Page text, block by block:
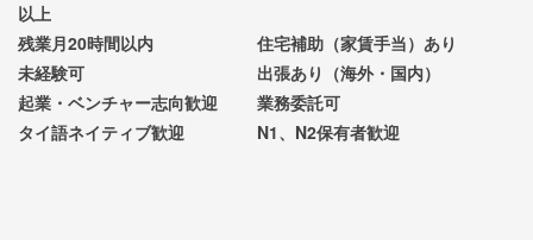
以上
残業月20時間以内
住宅補助（家賃手当）あり
未経験可
出張あり（海外・国内）
起業・ベンチャー志向歓迎
業務委託可
タイ語ネイティブ歓迎
N1、N2保有者歓迎